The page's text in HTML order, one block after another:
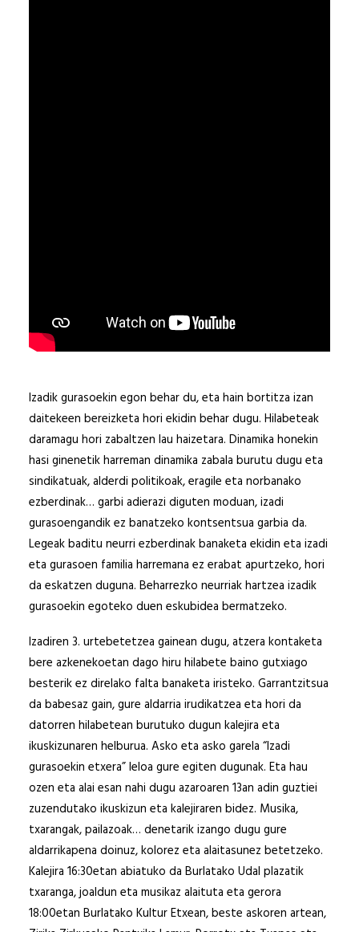
Izadik gurasoekin egon behar du, eta hain bortitza izan
daitekeen bereizketa hori ekidin behar dugu. Hilabeteak
daramagu hori zabaltzen lau haizetara. Dinamika honekin
hasi ginenetik harreman dinamika zabala burutu dugu eta
sindikatuak, alderdi politikoak, eragile eta norbanako
ezberdinak… garbi adierazi diguten moduan, izadi
gurasoengandik ez banatzeko kontsentsua garbia da.
Legeak baditu neurri ezberdinak banaketa ekidin eta izadi
eta gurasoen familia harremana ez erabat apurtzeko, hori
da eskatzen duguna. Beharrezko neurriak hartzea izadik
gurasoekin egoteko duen eskubidea bermatzeko.
Izadiren 3. urtebetetzea gainean dugu, atzera kontaketa
bere azkenekoetan dago hiru hilabete baino gutxiago
besterik ez direlako falta banaketa iristeko. Garrantzitsua
da babesaz gain, gure aldarria irudikatzea eta hori da
datorren hilabetean burutuko dugun kalejira eta
ikuskizunaren helburua. Asko eta asko garela “Izadi
gurasoekin etxera” leloa gure egiten dugunak. Eta hau
ozen eta alai esan nahi dugu azaroaren 13an adin guztiei
zuzendutako ikuskizun eta kalejiraren bidez. Musika,
txarangak, pailazoak… denetarik izango dugu gure
aldarrikapena doinuz, kolorez eta alaitasunez betetzeko.
Kalejira 16:30etan abiatuko da Burlatako Udal plazatik
txaranga, joaldun eta musikaz alaituta eta gerora
18:00etan Burlatako Kultur Etxean, beste askoren artean,